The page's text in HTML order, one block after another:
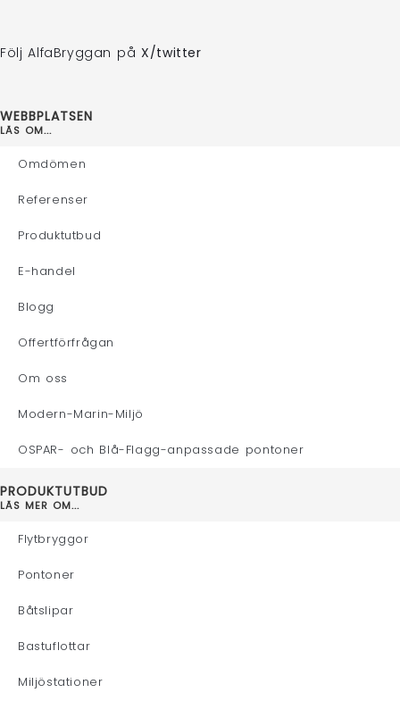
Följ AlfaBryggan på X/twitter
WEBBPLATSEN
LÄS OM...
Omdömen
Referenser
Produktutbud
E-handel
Blogg
Offertförfrågan
Om oss
Modern-Marin-Miljö
OSPAR- och Blå-Flagg-anpassade pontoner
PRODUKTUTBUD
LÄS MER OM...
Flytbryggor
Pontoner
Båtslipar
Bastuflottar
Miljöstationer